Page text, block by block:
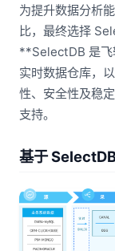
为提升数据分析
比，最终选择
**SelectDB 是飞
实时数据仓库，
性、安全性及稳
支持。
基于